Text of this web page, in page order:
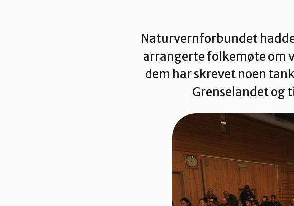
Naturvernforbundet
arrangerte folkemøte om
dem har skrevet noen
Grenselandet og